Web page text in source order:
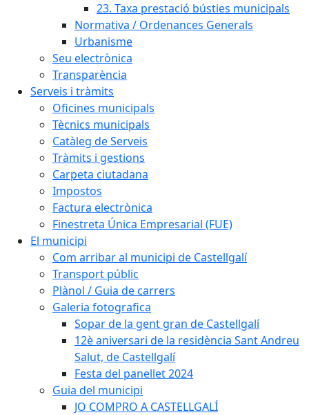
23. Taxa prestació bústies municipals
Normativa / Ordenances Generals
Urbanisme
Seu electrònica
Transparència
Serveis i tràmits
Oficines municipals
Tècnics municipals
Catàleg de Serveis
Tràmits i gestions
Carpeta ciutadana
Impostos
Factura electrònica
Finestreta Única Empresarial (FUE)
El municipi
Com arribar al municipi de Castellgalí
Transport públic
Plànol / Guia de carrers
Galeria fotografica
Sopar de la gent gran de Castellgalí
12è aniversari de la residència Sant Andreu
Salut, de Castellgalí
Festa del panellet 2024
Guia del municipi
JO COMPRO A CASTELLGALÍ